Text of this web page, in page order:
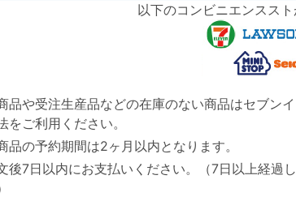
以下のコンビニエンススト
品や受注生産品などの在庫のない商品はセブン
をご利用ください。
品の予約期間は2ヶ月以内となります。
後7日以内にお支払いください。（7日以上経過